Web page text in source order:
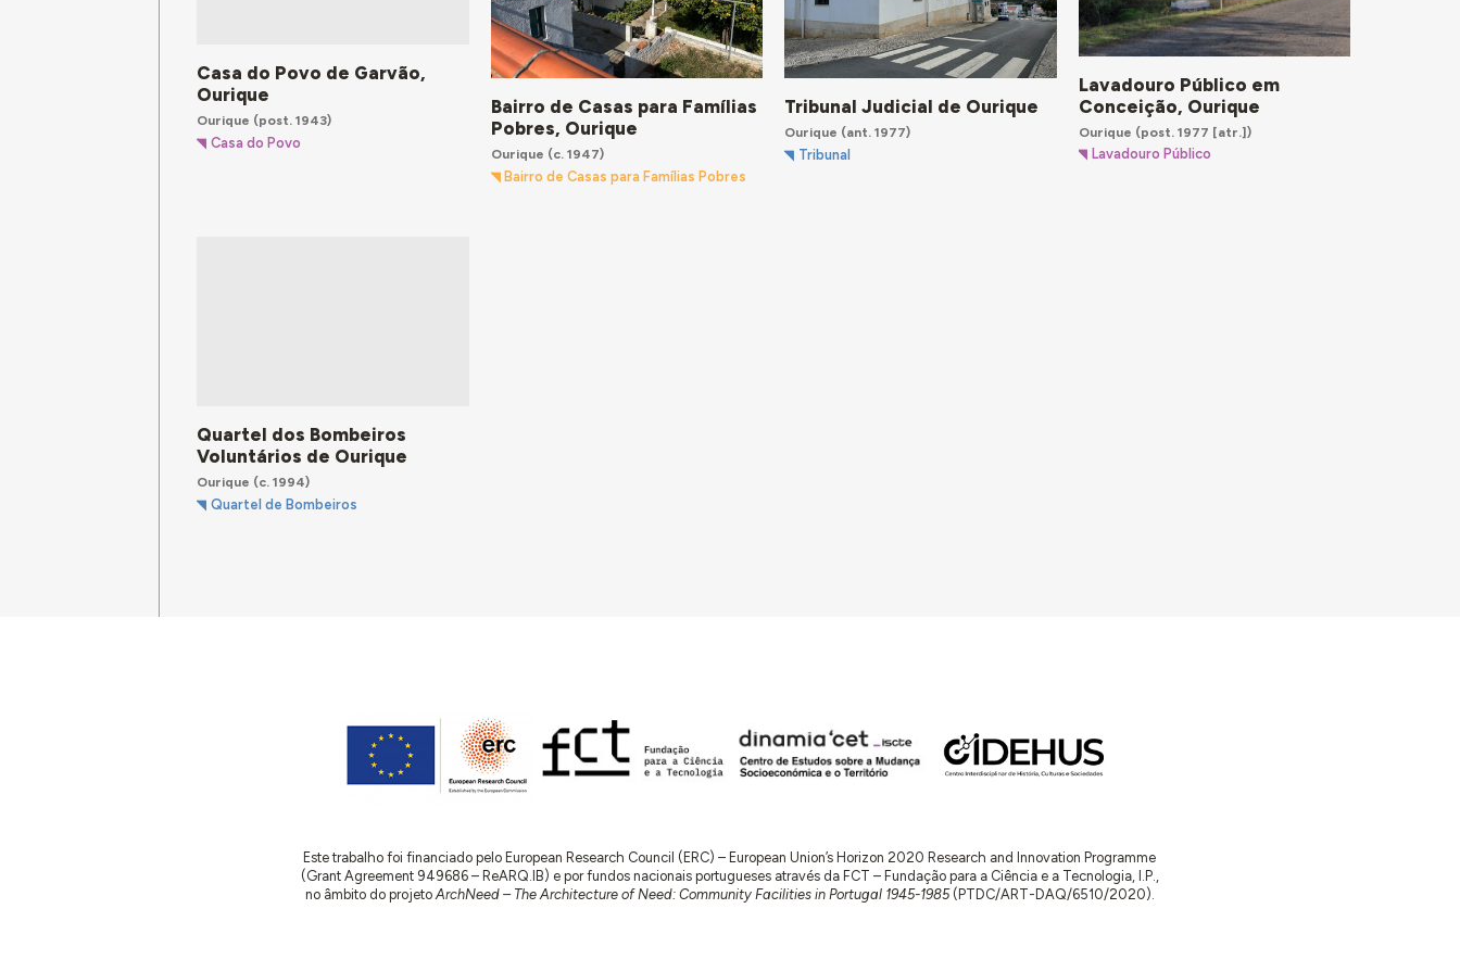
Casa do Povo de Garvão,
Ourique
Ourique (post. 1943)
Casa do Povo
Bairro de Casas para Famílias
Pobres, Ourique
Ourique (c. 1947)
Bairro de Casas para Famílias Pobres
Tribunal Judicial de Ourique
Ourique (ant. 1977)
Tribunal
Lavadouro Público em
Conceição, Ourique
Ourique (post. 1977 [atr.])
Lavadouro Público
Quartel dos Bombeiros
Voluntários de Ourique
Ourique (c. 1994)
Quartel de Bombeiros
Este trabalho foi financiado pelo European Research Council (ERC) – European Union’s Horizon 2020 Research and Innovation Programme
(Grant Agreement 949686 – ReARQ.IB) e por fundos nacionais portugueses através da FCT – Fundação para a Ciência e a Tecnologia, I.P.,
no âmbito do projetoArchNeed – The Architecture of Need: Community Facilities in Portugal 1945-1985(PTDC/ART-DAQ/6510/2020).